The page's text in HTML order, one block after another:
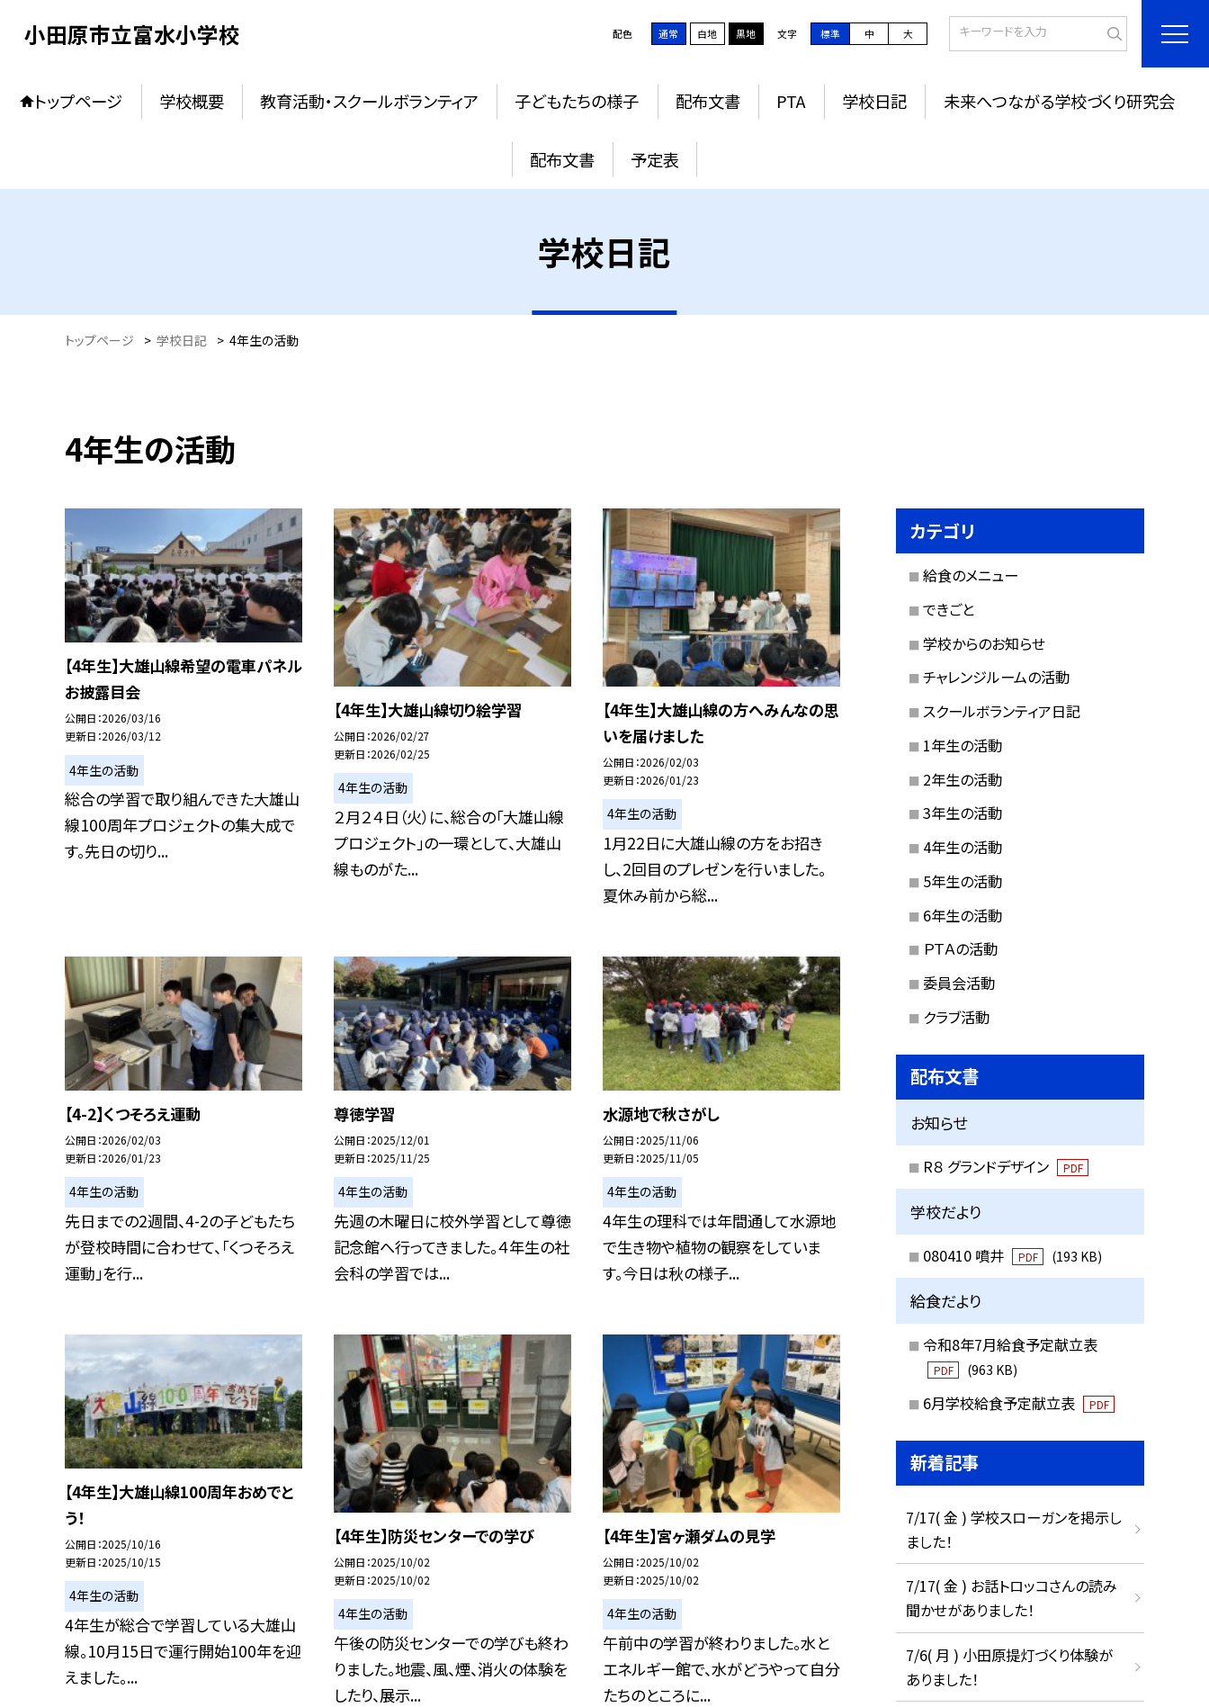
小田原市立富水小学校 配色 通常 白地 黒地 文字 標準 中 大
トップページ 学校概要 教育活動・スクールボランティア 子どもたちの様子 配布文書 PTA 学校日記 未来へつながる学校づくり研究会
配布文書 予定表
学校日記
トップページ > 学校日記 > 4年生の活動
4年生の活動
【4年生】大雄山線希望の電車パネル
お披露目会
公開日 2026/03/16
更新日 2026/03/12
4年生の活動
総合の学習で取り組んできた大雄山
線100周年プロジェクトの集大成で
す。先日の切り...
【4年生】大雄山線切り絵学習
公開日 2026/02/27
更新日 2026/02/25
4年生の活動
２月２４日（火）に、総合の「大雄山線
プロジェクト」の一環として、大雄山
線ものがた...
【4年生】大雄山線の方へみんなの思
いを届けました
公開日 2026/02/03
更新日 2026/01/23
4年生の活動
1月22日に大雄山線の方をお招き
し、2回目のプレゼンを行いました。
夏休み前から総...
【4-2】くつそろえ運動
公開日 2026/02/03
更新日 2026/01/23
4年生の活動
先日までの2週間、4-2の子どもたち
が登校時間に合わせて、「くつそろえ
運動」を行...
尊徳学習
公開日 2025/12/01
更新日 2025/11/25
4年生の活動
先週の木曜日に校外学習として尊徳
記念館へ行ってきました。４年生の社
会科の学習では...
水源地で秋さがし
公開日 2025/11/06
更新日 2025/11/05
4年生の活動
4年生の理科では年間通して水源地
で生き物や植物の観察をしていま
す。今日は秋の様子...
【4年生】大雄山線100周年おめでと
う！
公開日 2025/10/16
更新日 2025/10/15
4年生の活動
4年生が総合で学習している大雄山
線。10月15日で運行開始100年を迎
えました。...
【4年生】防災センターでの学び
公開日 2025/10/02
更新日 2025/10/02
4年生の活動
午後の防災センターでの学びも終わ
りました。地震、風、煙、消火の体験を
したり、展示...
【4年生】宮ヶ瀬ダムの見学
公開日 2025/10/02
更新日 2025/10/02
4年生の活動
午前中の学習が終わりました。水と
エネルギー館で、水がどうやって自分
たちのところに...
カテゴリ
給食のメニュー
できごと
学校からのお知らせ
チャレンジルームの活動
スクールボランティア日記
1年生の活動
2年生の活動
3年生の活動
4年生の活動
5年生の活動
6年生の活動
ＰＴＡの活動
委員会活動
クラブ活動
配布文書
お知らせ
R８ グランドデザイン PDF
学校だより
080410 噴井 PDF (193 KB)
給食だより
令和8年7月給食予定献立表
PDF (963 KB)
6月学校給食予定献立表 PDF
新着記事
7/17( 金 ) 学校スローガンを掲示し
ました！
7/17( 金 ) お話トロッコさんの読み
聞かせがありました！
7/6( 月 ) 小田原提灯づくり体験が
ありました！